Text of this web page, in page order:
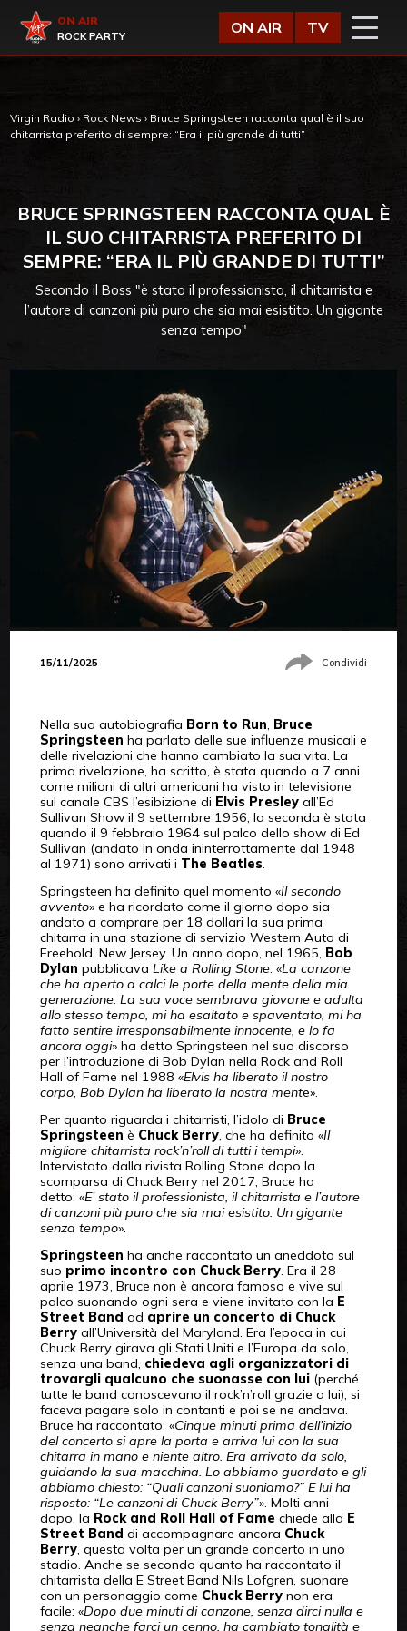
Virgin Radio
ON AIR
ROCK PARTY
ON AIR TV
Virgin Radio › Rock News › Bruce Springsteen racconta qual è il suo
chitarrista preferito di sempre: “Era il più grande di tutti”
BRUCE SPRINGSTEEN RACCONTA QUAL È
IL SUO CHITARRISTA PREFERITO DI
SEMPRE: “ERA IL PIÙ GRANDE DI TUTTI”
Secondo il Boss "è stato il professionista, il chitarrista e
l’autore di canzoni più puro che sia mai esistito. Un gigante
senza tempo"
15/11/2025 Condividi
Nella sua autobiografia Born to Run, Bruce
Springsteen ha parlato delle sue influenze musicali e
delle rivelazioni che hanno cambiato la sua vita. La
prima rivelazione, ha scritto, è stata quando a 7 anni
come milioni di altri americani ha visto in televisione
sul canale CBS l’esibizione di Elvis Presleyall’Ed
Sullivan Show il 9 settembre 1956, la seconda è stata
quando il 9 febbraio 1964 sul palco dello show di Ed
Sullivan (andato in onda ininterrottamente dal 1948
al 1971) sono arrivati i The Beatles.
Springsteen ha definito quel momento «Il secondo
avvento» e ha ricordato come il giorno dopo sia
andato a comprare per 18 dollari la sua prima
chitarra in una stazione di servizio Western Auto di
Freehold, New Jersey. Un anno dopo, nel 1965, Bob
Dylan pubblicava Like a Rolling Stone: «La canzone
che ha aperto a calci le porte della mente della mia
generazione. La sua voce sembrava giovane e adulta
allo stesso tempo, mi ha esaltato e spaventato, mi ha
fatto sentire irresponsabilmente innocente, e lo fa
ancora oggi» ha detto Springsteen nel suo discorso
per l’introduzione di Bob Dylan nella Rock and Roll
Hall of Fame nel 1988 «Elvis ha liberato il nostro
corpo, Bob Dylan ha liberato la nostra mente».
Per quanto riguarda i chitarristi, l’idolo di Bruce
Springsteen è Chuck Berry, che ha definito «Il
migliore chitarrista rock’n’roll di tutti i tempi».
Intervistato dalla rivista Rolling Stone dopo la
scomparsa di Chuck Berry nel 2017, Bruce ha
detto: «E’ stato il professionista, il chitarrista e l’autore
di canzoni più puro che sia mai esistito. Un gigante
senza tempo».
Springsteen ha anche raccontato un aneddoto sul
suo primo incontro con Chuck Berry. Era il 28
aprile 1973, Bruce non è ancora famoso e vive sul
palco suonando ogni sera e viene invitato con la E
Street Band ad aprire un concerto di Chuck
Berryall’Università del Maryland. Era l’epoca in cui
Chuck Berry girava gli Stati Uniti e l’Europa da solo,
senza una band, chiedeva agli organizzatori di
trovargli qualcuno che suonasse con lui(perché
tutte le band conoscevano il rock’n’roll grazie a lui), si
faceva pagare solo in contanti e poi se ne andava.
Bruce ha raccontato: «Cinque minuti prima dell’inizio
del concerto si apre la porta e arriva lui con la sua
chitarra in mano e niente altro. Era arrivato da solo,
guidando la sua macchina. Lo abbiamo guardato e gli
abbiamo chiesto: “Quali canzoni suoniamo?” E lui ha
risposto: “Le canzoni di Chuck Berry”». Molti anni
dopo, la Rock and Roll Hall of Fame chiede alla E
Street Band di accompagnare ancora Chuck
Berry, questa volta per un grande concerto in uno
stadio. Anche se secondo quanto ha raccontato il
chitarrista della E Street Band Nils Lofgren, suonare
con un personaggio come Chuck Berrynon era
facile: «Dopo due minuti di canzone, senza dirci nulla e
senza neanche farci un cenno, ha cambiato tonalità e